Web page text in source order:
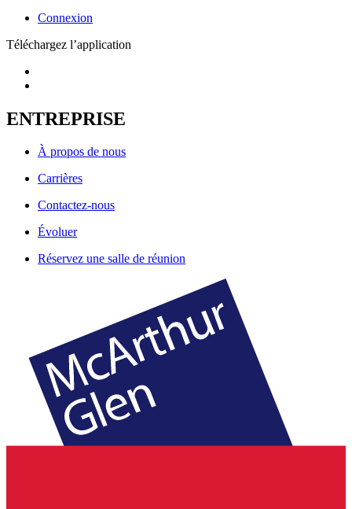
Connexion
Téléchargez l’application
ENTREPRISE
À propos de nous
Carrières
Contactez-nous
Évoluer
Réservez une salle de réunion